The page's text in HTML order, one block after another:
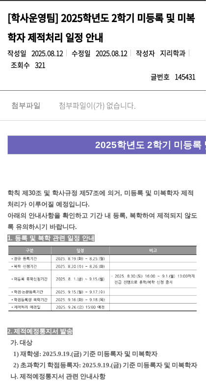
[학사운영팀] 2025학년도 2학기 미등록 및 미복
학자 제적처리 일정 안내
작성일 2025.08.12 수정일 2025.08.12 작성자 지리학과
조회수 321
글번호 145431
첨부파일 첨부파일이(가) 없습니다.
2025학년도 2학기 미등록
학칙 제30조 및 학사규정 제57조에 의거, 미등록 및 미복학자 제적
처리가 이루어질 예정입니다.
아래의 안내사항을 확인하고 기간 내 등록, 복학하여 제적되지 않도
록 유의하시기 바랍니다.
1. 등록 및 복학 관련 일정 안내
2. 제적예정통지서 발송
가. 대상
1) 재학생: 2025.9.19.(금) 기준 미등록자 및 미복학자
2) 초과학기 학점등록자: 2025.9.19.(금) 기준 미등록자 및 미복학자
나. 제적예정통지서 관련 안내사항